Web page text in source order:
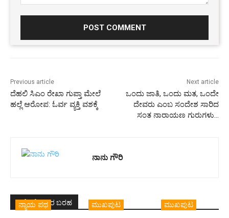
Previous article
ದೆಹಲಿ ಸಿಎಂ ರೇಖಾ ಗುಪ್ತಾ ಮೇಲೆ
ಹಲ್ಲೆ ಆರೋಪ: ಓರ್ವ ವ್ಯಕ್ತಿ ವಶಕ್ಕೆ
Next article
ಒಂದು ಜಾತಿ, ಒಂದು ಮತ, ಒಂದೇ
ದೇವರು ಎಂಬ ಸಂದೇಶ ಸಾರಿದ
ಸಂತ ನಾರಾಯಣ ಗುರುಗಳು…
ನಾನು ಗೌರಿ
ಇದೇ ಲೇಖಕರ ಬರಹ
ನ್ಯಾಯ ಪಥ ಮುಖಪುಟ ಮುಖಪುಟ